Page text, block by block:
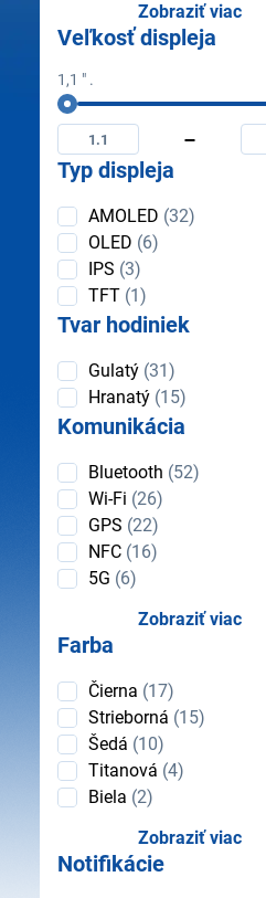
Zobraziť viac
Veľkosť displeja
1,1 " .
Veľkosť
displeja
Minimální
veľkosť
displeja
Maximální
veľkosť
displeja
Typ displeja
Typ
displeja
AMOLED (32)
OLED (6)
IPS (3)
TFT (1)
Tvar hodiniek
Tvar
hodiniek
Gulatý (31)
Hranatý (15)
Komunikácia
Komunikácia
Bluetooth (52)
Wi-Fi (26)
GPS (22)
NFC (16)
5G (6)
Zobraziť viac
Farba
FarbaČierna (17)
Strieborná (15)
Šedá (10)
Titanová (4)
Biela (2)
Zobraziť viac
Notifikácie